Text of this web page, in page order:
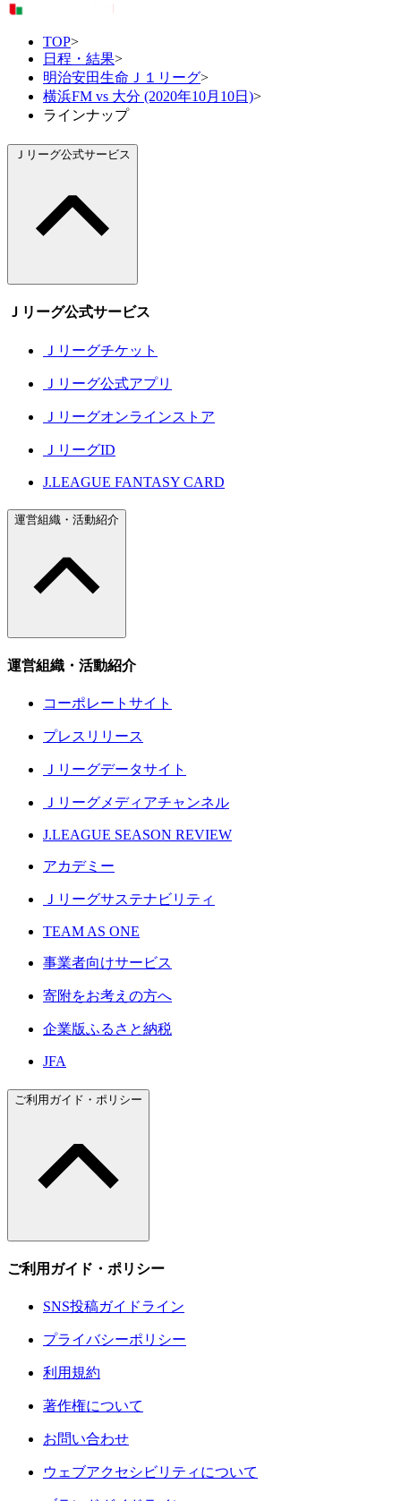
TOP>
日程・結果>
明治安田生命Ｊ１リーグ>
横浜FM vs 大分 (2020年10月10日)>
ラインナップ
Ｊリーグ公式サービス
Ｊリーグ公式サービス
Ｊリーグチケット
Ｊリーグ公式アプリ
Ｊリーグオンラインストア
ＪリーグID
J.LEAGUE FANTASY CARD
運営組織・活動紹介
運営組織・活動紹介
コーポレートサイト
プレスリリース
Ｊリーグデータサイト
Ｊリーグメディアチャンネル
J.LEAGUE SEASON REVIEW
アカデミー
Ｊリーグサステナビリティ
TEAM AS ONE
事業者向けサービス
寄附をお考えの方へ
企業版ふるさと納税
JFA
ご利用ガイド・ポリシー
ご利用ガイド・ポリシー
SNS投稿ガイドライン
プライバシーポリシー
利用規約
著作権について
お問い合わせ
ウェブアクセシビリティについて